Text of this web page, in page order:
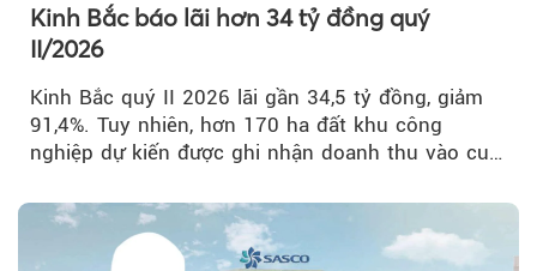
Kinh Bắc báo lãi hơn 34 tỷ đồng quý
II/2026
Kinh Bắc quý II 2026 lãi gần 34,5 tỷ đồng, giảm
91,4%. Tuy nhiên, hơn 170 ha đất khu công
nghiệp dự kiến được ghi nhận doanh thu vào cuối